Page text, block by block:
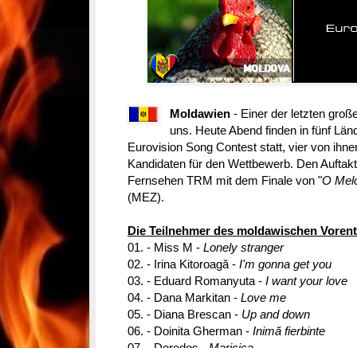
Moldawien - Einer der letzten
uns. Heute Abend finden in fünf
Eurovision Song Contest statt, vier von
Kandidaten für den Wettbewerb. Den
Fernsehen TRM mit dem Finale von "O
(MEZ).
Die Teilnehmer des moldawischen
01. - Miss M - Lonely stranger
02. - Irina Kitoroagă - I'm gonna get you
03. - Eduard Romanyuta - I want your love
04. - Dana Markitan - Love me
05. - Diana Brescan - Up and down
06. - Doinita Gherman - Inimă fierbinte